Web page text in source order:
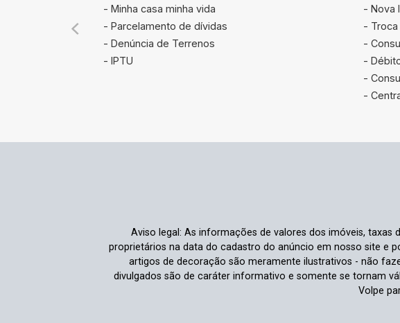
- Minha casa minha vida
- Parcelamento de dívidas
- Denúncia de Terrenos
- IPTU
- Nova
-
-
-
-
-
Aviso legal: As informações de valores dos imóveis,
proprietários na data do cadastro do anúncio em nosso site e
artigos de decoração são meramente ilustrativos - não
divulgados são de caráter informativo e somente se tornam
Volpe